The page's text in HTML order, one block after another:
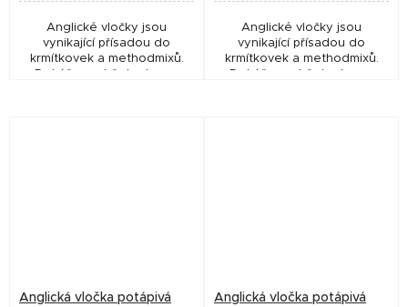
Anglické vločky jsou
vynikající přísadou do
krmítkovek a methodmixů.
Anglické vločky jsou
vynikající přísadou do
krmítkovek a methodmixů.
Anglická vločka potápivá
Anglická vločka potápivá